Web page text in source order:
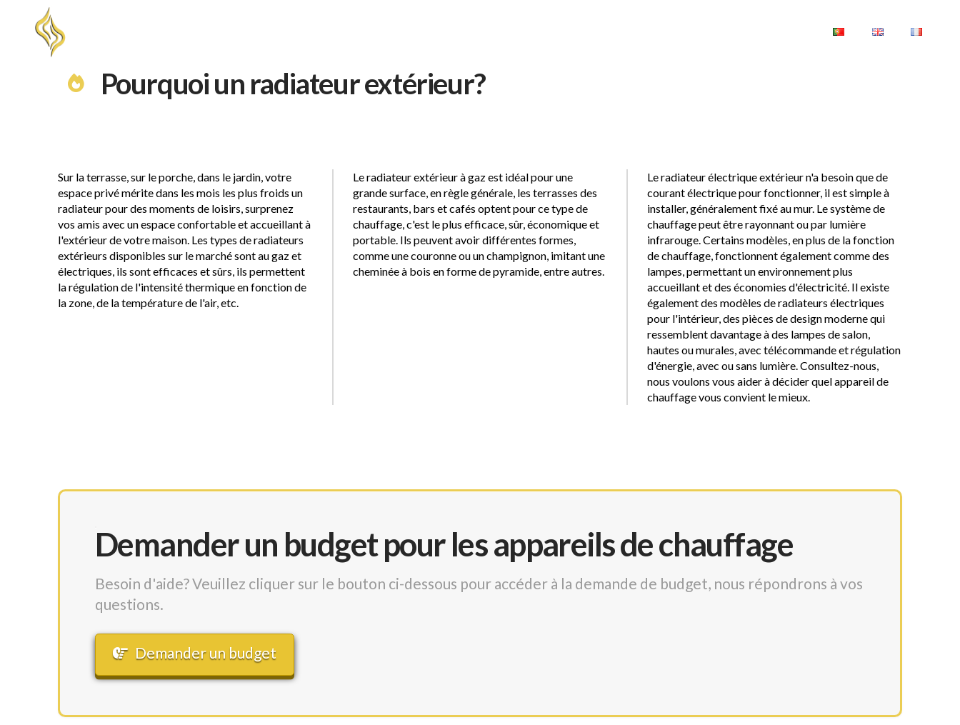
Pourquoi un radiateur extérieur?
Sur la terrasse, sur le porche, dans le jardin, votre
espace privé mérite dans les mois les plus froids un
radiateur pour des moments de loisirs, surprenez
vos amis avec un espace confortable et accueillant à
l'extérieur de votre maison. Les types de radiateurs
extérieurs disponibles sur le marché sont au gaz et
électriques, ils sont efficaces et sûrs, ils permettent
la régulation de l'intensité thermique en fonction de
la zone, de la température de l'air, etc.
Le radiateur extérieur à gaz est idéal pour une
grande surface, en règle générale, les terrasses des
restaurants, bars et cafés optent pour ce type de
chauffage, c'est le plus efficace, sûr, économique et
portable. Ils peuvent avoir différentes formes,
comme une couronne ou un champignon, imitant une
cheminée à bois en forme de pyramide, entre autres.
Le radiateur électrique extérieur n'a besoin que de
courant électrique pour fonctionner, il est simple à
installer, généralement fixé au mur. Le système de
chauffage peut être rayonnant ou par lumière
infrarouge. Certains modèles, en plus de la fonction
de chauffage, fonctionnent également comme des
lampes, permettant un environnement plus
accueillant et des économies d'électricité. Il existe
également des modèles de radiateurs électriques
pour l'intérieur, des pièces de design moderne qui
ressemblent davantage à des lampes de salon,
hautes ou murales, avec télécommande et régulation
d'énergie, avec ou sans lumière. Consultez-nous,
nous voulons vous aider à décider quel appareil de
chauffage vous convient le mieux.
Demander un budget pour les appareils de chauffage
Besoin d'aide? Veuillez cliquer sur le bouton ci-dessous pour accéder à la demande de budget, nous répondrons à vos
questions.
Demander un budget